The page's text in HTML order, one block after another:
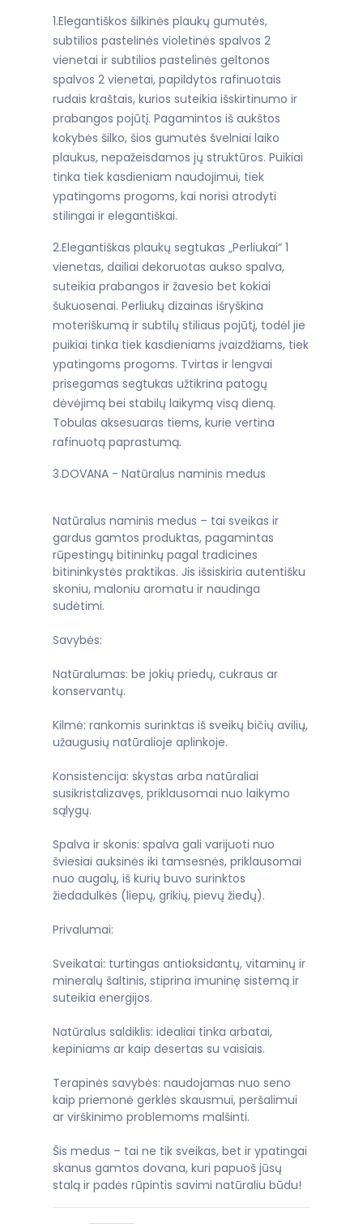
1.Elegantiškos šilkinės plaukų gumutės,
subtilios pastelinės violetinės spalvos 2
vienetai ir subtilios pastelinės geltonos
spalvos 2 vienetai, papildytos rafinuotais
rudais kraštais, kurios suteikia išskirtinumo ir
prabangos pojūtį. Pagamintos iš aukštos
kokybės šilko, šios gumutės švelniai laiko
plaukus, nepažeisdamos jų struktūros. Puikiai
tinka tiek kasdieniam naudojimui, tiek
ypatingoms progoms, kai norisi atrodyti
stilingai ir elegantiškai.
2.Elegantiškas plaukų segtukas „Perliukai“ 1
vienetas, dailiai dekoruotas aukso spalva,
suteikia prabangos ir žavesio bet kokiai
šukuosenai. Perliukų dizainas išryškina
moteriškumą ir subtilų stiliaus pojūtį, todėl jie
puikiai tinka tiek kasdieniams įvaizdžiams, tiek
ypatingoms progoms. Tvirtas ir lengvai
prisegamas segtukas užtikrina patogų
dėvėjimą bei stabilų laikymą visą dieną.
Tobulas aksesuaras tiems, kurie vertina
rafinuotą paprastumą.
3.DOVANA - Natūralus naminis medus
Natūralus naminis medus – tai sveikas ir
gardus gamtos produktas, pagamintas
rūpestingų bitininkų pagal tradicines
bitininkystės praktikas. Jis išsiskiria autentišku
skoniu, maloniu aromatu ir naudinga
sudėtimi.
Savybės:
Natūralumas: be jokių priedų, cukraus ar
konservantų.
Kilmė: rankomis surinktas iš sveikų bičių avilių,
užaugusių natūralioje aplinkoje.
Konsistencija: skystas arba natūraliai
susikristalizavęs, priklausomai nuo laikymo
sąlygų.
Spalva ir skonis: spalva gali varijuoti nuo
šviesiai auksinės iki tamsesnės, priklausomai
nuo augalų, iš kurių buvo surinktos
žiedadulkės (liepų, grikių, pievų žiedų).
Privalumai:
Sveikatai: turtingas antioksidantų, vitaminų ir
mineralų šaltinis, stiprina imuninę sistemą ir
suteikia energijos.
Natūralus saldiklis: idealiai tinka arbatai,
kepiniams ar kaip desertas su vaisiais.
Terapinės savybės: naudojamas nuo seno
kaip priemonė gerklės skausmui, peršalimui
ar virškinimo problemoms malšinti.
Šis medus – tai ne tik sveikas, bet ir ypatingai
skanus gamtos dovana, kuri papuoš jūsų
stalą ir padės rūpintis savimi natūraliu būdu!